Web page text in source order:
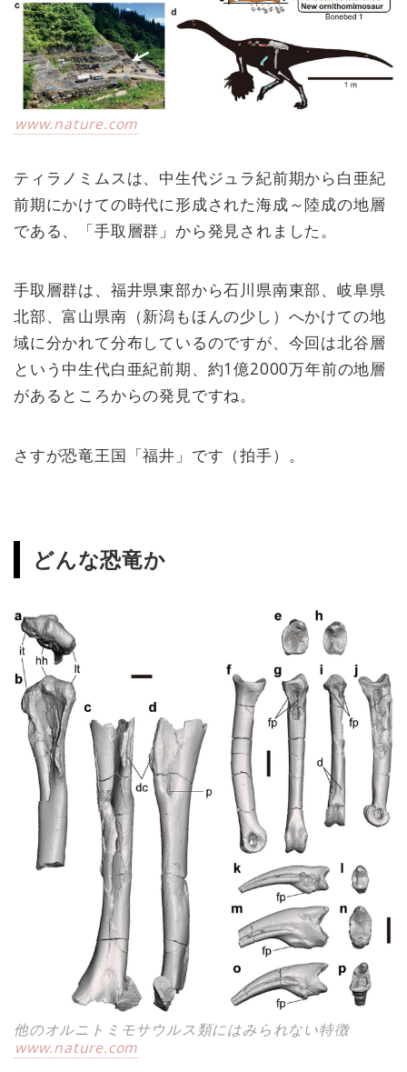
www.nature.com
ティラノミムスは、中生代ジュラ紀前期から白亜紀
前期にかけての時代に形成された海成～陸成の地層
である、「手取層群」から発見されました。
手取層群は、福井県東部から石川県南東部、岐阜県
北部、富山県南（新潟もほんの少し）へかけての地
域に分かれて分布しているのですが、今回は北谷層
という中生代白亜紀前期、約1億2000万年前の地層
があるところからの発見ですね。
さすが恐竜王国「福井」です（拍手）。
どんな恐竜か
他のオルニトミモサウルス類にはみられない特徴
www.nature.com